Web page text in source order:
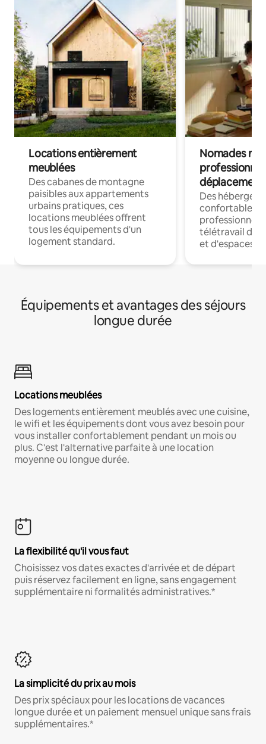
Locations entièrement
meublées
Des cabanes de montagne
paisibles aux appartements
urbains pratiques, ces
locations meublées offrent
tous les équipements d'un
logement standard.
Nomades
déplacement
Des
confortables
professionnels
télétravail
et d'espaces
Équipements et avantages des séjours
longue durée
Locations meublées
Des logements entièrement meublés avec une cuisine,
le wifi et les équipements dont vous avez besoin pour
vous installer confortablement pendant un mois ou
plus. C'est l'alternative parfaite à une location
moyenne ou longue durée.
La flexibilité qu'il vous faut
Choisissez vos dates exactes d'arrivée et de départ
puis réservez facilement en ligne, sans engagement
supplémentaire ni formalités administratives.*
La simplicité du prix au mois
Des prix spéciaux pour les locations de vacances
longue durée et un paiement mensuel unique sans frais
supplémentaires.*